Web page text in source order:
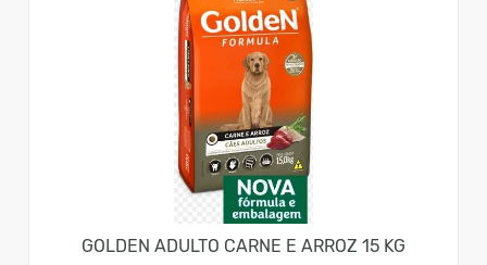
GOLDEN ADULTO CARNE E ARROZ 15 KG